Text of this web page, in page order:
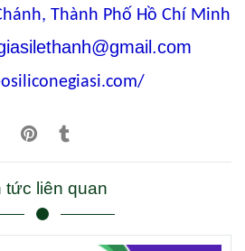
Thành Phố Hồ Chí Minh
tức liên quan